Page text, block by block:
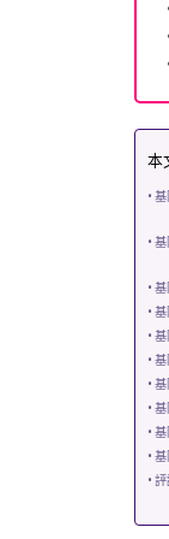
本
基